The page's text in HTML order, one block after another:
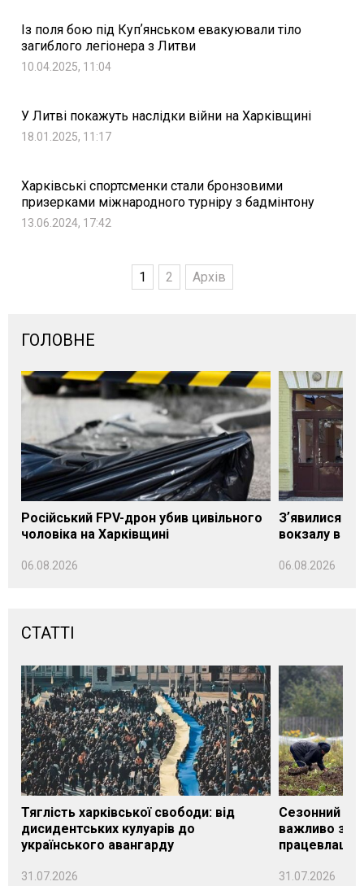
Із поля бою під Купʼянськом евакуювали тіло
загиблого легіонера з Литви
10.04.2025, 11:04
У Литві покажуть наслідки війни на Харківщині
18.01.2025, 11:17
Харківські спортсменки стали бронзовими
призерками міжнародного турніру з бадмінтону
13.06.2024, 17:42
1 2 Архів
ГОЛОВНЕ
Російський FPV-дрон убив цивільного
чоловіка на Харківщині
06.08.2026
Зʼявилися
вокзалу в
06.08.2026
СТАТТІ
Тяглість харківської свободи: від
дисидентських кулуарів до
українського авангарду
31.07.2026
Сезонний
важливо
31.07.2026